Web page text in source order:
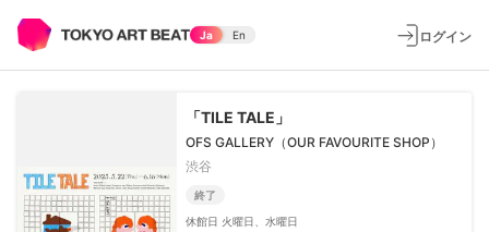
Ja En ログイン
「TILE TALE」
OFS GALLERY（OUR FAVOURITE SHOP）
渋谷
終了
休館日 火曜日、水曜日